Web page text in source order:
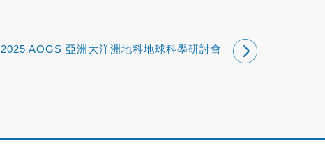
2025 AOGS 亞洲大洋洲地科地球科學研討會